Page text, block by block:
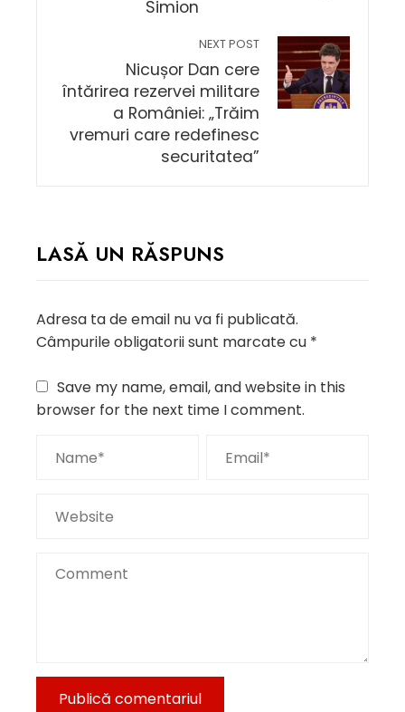
Simion
NEXT POST
Nicușor Dan cere
întărirea rezervei militare
a României: „Trăim
vremuri care redefinesc
securitatea”
LASĂ UN RĂSPUNS
Adresa ta de email nu va fi publicată.
Câmpurile obligatorii sunt marcate cu *
Save my name, email, and website in this
browser for the next time I comment.